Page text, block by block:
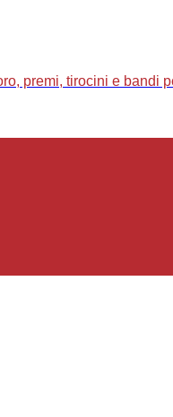
premi, tirocini e bandi